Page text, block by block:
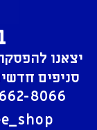
יצאנו
סניפים
8066